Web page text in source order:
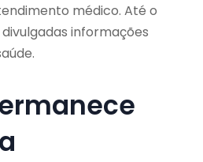
médico. Até o
informações